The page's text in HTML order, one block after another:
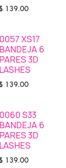
139.00
SOLD OUT
0057 XS17
BANDEJA 6
PARES 3D
LASHES
139.00
STOCK
0060 S33
BANDEJA 6
PARES 3D
LASHES
139.00